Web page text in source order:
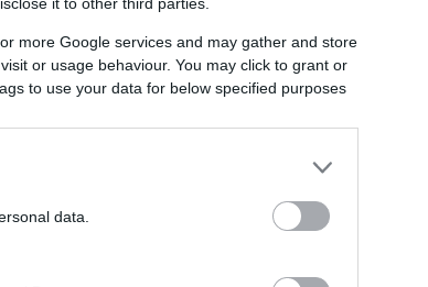
more Google services and may gather and store
or usage behaviour. You may click to grant or
to use your data for below specified purposes
data.
segurança nacional e a
o uso de
1
Amp de
2030
2
OnilX:
de bens
3
Clarity Act:
mercado
4
Vídeo de